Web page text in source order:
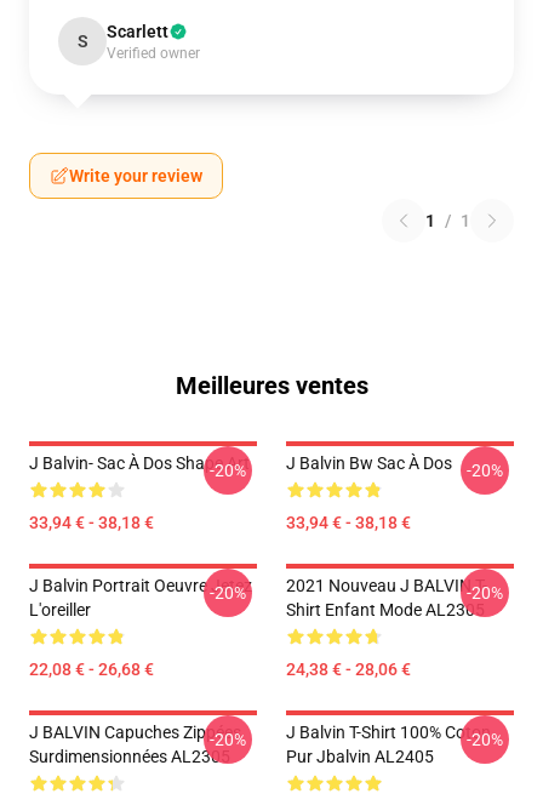
S Scarlett
Verified owner
Write your review
1 / 1
Meilleures ventes
J Balvin- Sac À Dos Shape Art
33,94 € - 38,18 €
-20% J Balvin Bw Sac À Dos
33,94 € - 38,18 €
-20%
J Balvin Portrait Oeuvre Jetez
L'oreiller
22,08 € - 26,68 €
-20%
2021 Nouveau J BALVIN T-
Shirt Enfant Mode AL2305
24,38 € - 28,06 €
-20%
J BALVIN Capuches Zippées
Surdimensionnées AL2305
-20%
J Balvin T-Shirt 100% Coton
Pur Jbalvin AL2405
-20%